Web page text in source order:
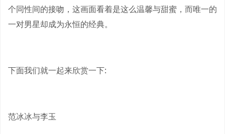
个同性间的接吻，这画面看着是这么温馨与甜蜜，而唯一的
一对男星却成为永恒的经典。
下面我们就一起来欣赏一下:
范冰冰与李玉